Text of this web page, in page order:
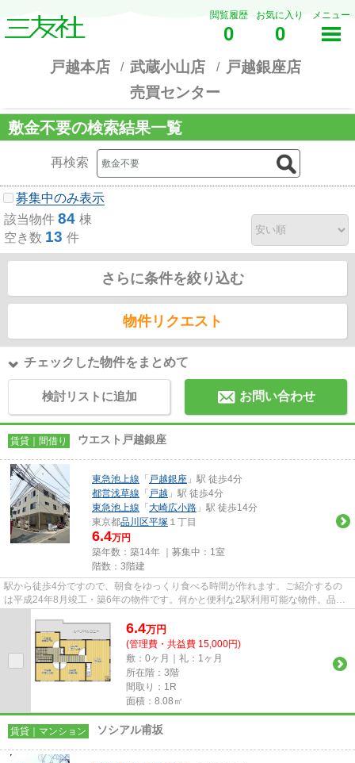
閲覧履歴
0
お気に入り
0
メニュー
戸越本店 武蔵小山店
戸越銀座店
売買センター
敷金不要の検索結果一覧
再検索
募集中のみ表示
該当物件 84 棟
空き数 13 件
さらに条件を絞り込む
物件リクエスト
チェックした物件をまとめて
検討リストに追加 お問い合わせ
賃貸｜間借り ウエスト戸越銀座
東急池上線 「 戸越銀座 」駅 徒歩4分
都営浅草線 「 戸越 」駅 徒歩4分
東急池上線 「 大崎広小路 」駅 徒歩14分
東京都品川区平塚 １丁目
6.4万円
築年数：築14年 ｜募集中： 1室
階数：3階建
駅から徒歩4分ですので、朝食をゆっくり食べる時間が作れます。ご紹介するの
は平成24年8月竣工・築6年の物件です。何かと便利な2駅利用可能な物件。品川
6.4万円
(管理費・共益費 15,000円)
敷：0ヶ月｜礼：1ヶ月
所在階：3階
間取り：1R
面積：8.08㎡
賃貸｜マンション ソシアル甫坂